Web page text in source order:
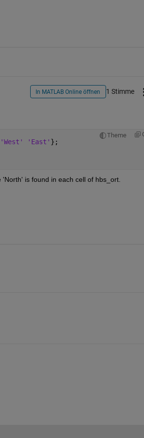
In MATLAB Online öffnen 1 Stimme
Theme
'East' };
is found in each cell of hbs_ort.